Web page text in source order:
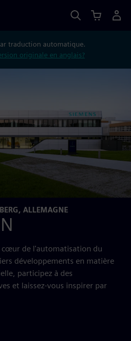
traduction automatique.
originale en anglais?
ALLEMAGNE
cœur de l'automatisation du
développements en matière
participez à des
et laissez-vous inspirer par